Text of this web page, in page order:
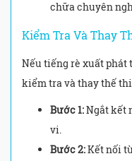
chữa chuyên
Kiểm Tra Và Thay
Nếu tiếng rè xuất phát
kiểm tra và thay thế
Bước 1:Ngắt kết
vi.
Bước 2:Kết nối